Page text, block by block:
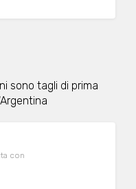
sono tagli di prima
con